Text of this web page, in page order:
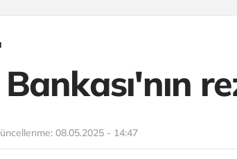
08.05.2025 - 14:47